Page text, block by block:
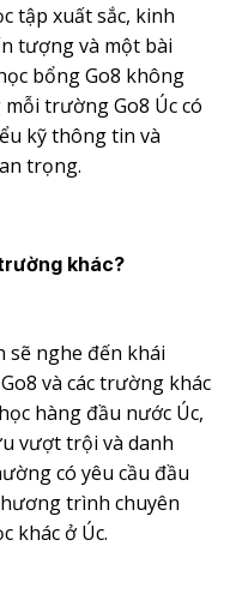
tập xuất sắc, kinh
tượng và một bài
bổng Go8 không
trường Go8 Úc có
kỹ thông tin và
trọng.
khác?
sẽ nghe đến khái
và các trường khác
hàng đầu nước Úc,
vượt trội và danh
có yêu cầu đầu
trình chuyên
khác ở Úc.